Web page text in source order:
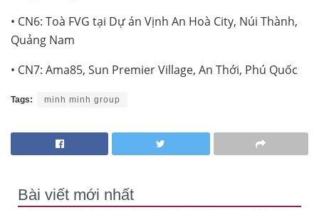
• CN6: Toà FVG tại Dự án Vịnh An Hoà City, Núi Thành,
Quảng Nam
• CN7: Ama85, Sun Premier Village, An Thới, Phú Quốc
Tags: minh minh group
Bài viết mới nhất